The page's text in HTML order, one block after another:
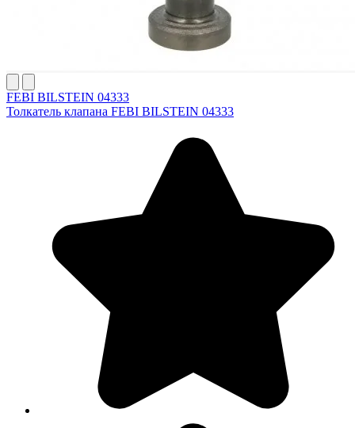
FEBI BILSTEIN 04333
Толкатель клапана FEBI BILSTEIN 04333